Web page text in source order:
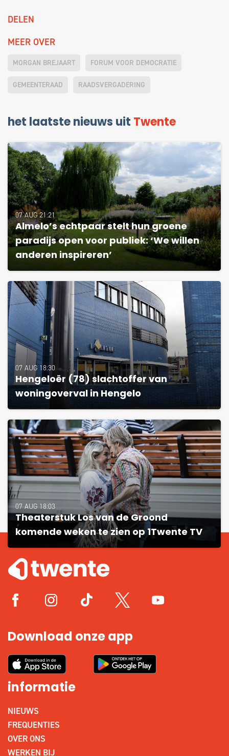
DELEN
MEER OVER
MORGAN BREJAART FORUM VOOR DEMOCRATIE
GEMEENTERAAD RAADSVERGADERING
het laatste nieuws uit Twente
07 AUG 21:21
Almelo’s echtpaar stelt hun groene
paradijs open voor publiek: ‘We willen
anderen inspireren’
07 AUG 18:30
Hengeloër (78) slachtoffer van
woningoverval in Hengelo
07 AUG 18:03
Theaterstuk Los van de Groond
komende weken te zien op 1Twente TV
Download onze app
informatie
NIEUWS
FREQUENTIES
OVER ONS
WERKEN BIJ